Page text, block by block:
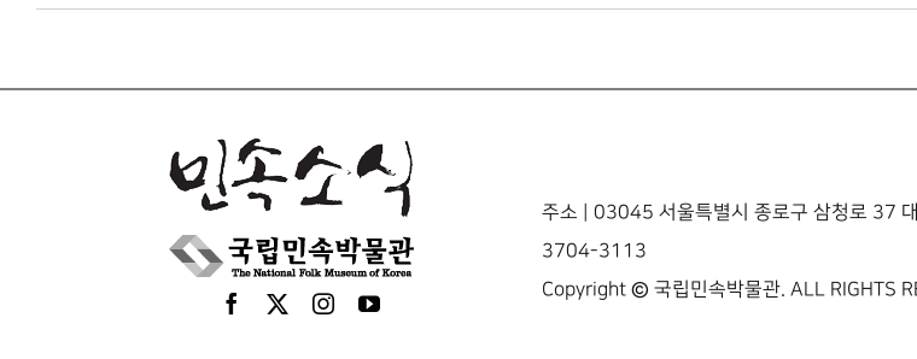
주소 | 03045 서울특별시 종로구 삼청로
3704-3113
Copyright © 국립민속박물관. ALL RIGHTS